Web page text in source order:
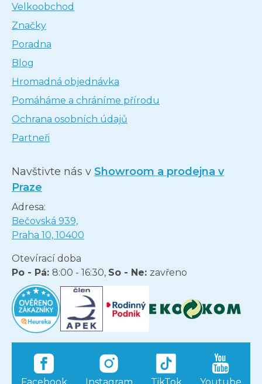
Velkoobchod
Značky
Poradna
Blog
Hromadná objednávka
Pomáháme a chráníme přírodu
Ochrana osobních údajů
Partneři
Navštivte nás v Showroom a prodejna v
Praze
Adresa:
Bečovská 939,
Praha 10, 10400
Otevírací doba
Po - Pá: 8:00 - 16:30, So - Ne: zavřeno